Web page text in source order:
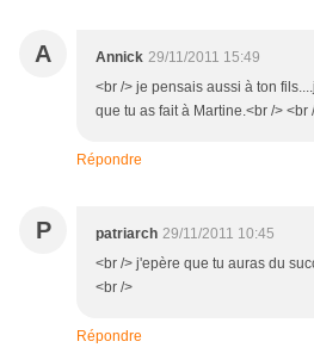
A Annick 29/11/2011 15:49
<br /> je pensais aussi à ton
que tu as fait à Martine.<br /> <br
Répondre
P patriarch 29/11/2011 10:45
<br /> j'epère que tu auras du
<br />
Répondre